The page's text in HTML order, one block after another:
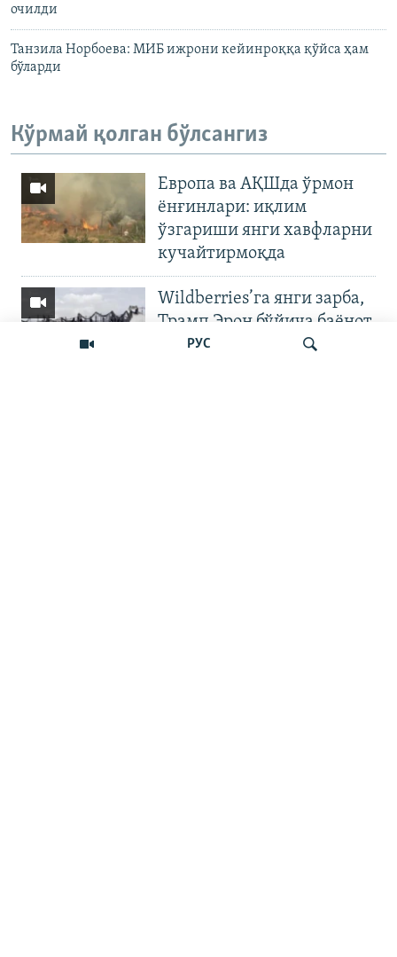
РУС
очилди
Танзила Норбоева: МИБ ижрони кейинроққа қўйса ҳам
бўларди
Кўрмай қолган бўлсангиз
Европа ва АҚШда ўрмон
ёнғинлари: иқлим
ўзгариши янги хавфларни
кучайтирмоқда
Wildberries’га янги зарба,
Трамп Эрон бўйича баёнот
қилди